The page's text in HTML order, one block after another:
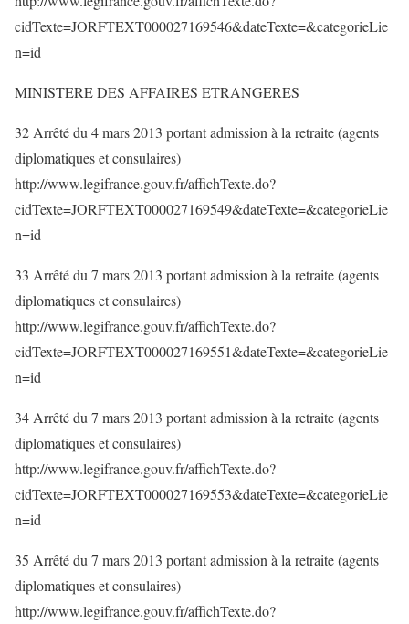
cidTexte=JORFTEXT000027169546&dateTexte=&categorieLie
n=id
MINISTERE DES AFFAIRES ETRANGERES
32 Arrêté du 4 mars 2013 portant admission à la retraite (agents
diplomatiques et consulaires)
http://www.legifrance.gouv.fr/affichTexte.do?
cidTexte=JORFTEXT000027169549&dateTexte=&categorieLie
n=id
33 Arrêté du 7 mars 2013 portant admission à la retraite (agents
diplomatiques et consulaires)
http://www.legifrance.gouv.fr/affichTexte.do?
cidTexte=JORFTEXT000027169551&dateTexte=&categorieLie
n=id
34 Arrêté du 7 mars 2013 portant admission à la retraite (agents
diplomatiques et consulaires)
http://www.legifrance.gouv.fr/affichTexte.do?
cidTexte=JORFTEXT000027169553&dateTexte=&categorieLie
n=id
35 Arrêté du 7 mars 2013 portant admission à la retraite (agents
diplomatiques et consulaires)
http://www.legifrance.gouv.fr/affichTexte.do?